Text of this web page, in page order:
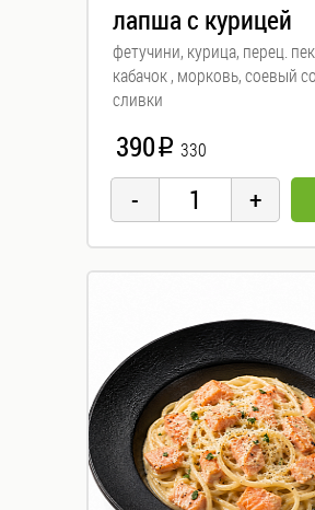
лапша с курицей
фетучини, курица, перец.
кабачок , морковь, соевый
сливки
390 i 330